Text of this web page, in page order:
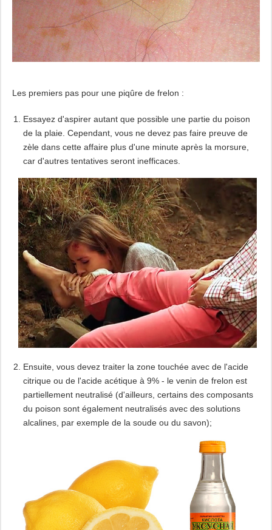
Les premiers pas pour une piqûre de frelon :
Essayez d'aspirer autant que possible une partie du poison
de la plaie. Cependant, vous ne devez pas faire preuve de
zèle dans cette affaire plus d'une minute après la morsure,
car d'autres tentatives seront inefficaces.
Ensuite, vous devez traiter la zone touchée avec de l'acide
citrique ou de l'acide acétique à 9% - le venin de frelon est
partiellement neutralisé (d'ailleurs, certains des composants
du poison sont également neutralisés avec des solutions
alcalines, par exemple de la soude ou du savon);